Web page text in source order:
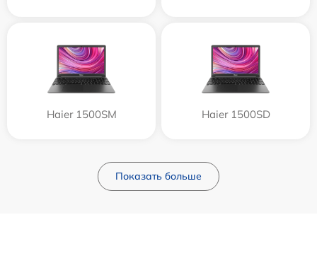
Haier 1500SM Haier 1500SD
Показать больше